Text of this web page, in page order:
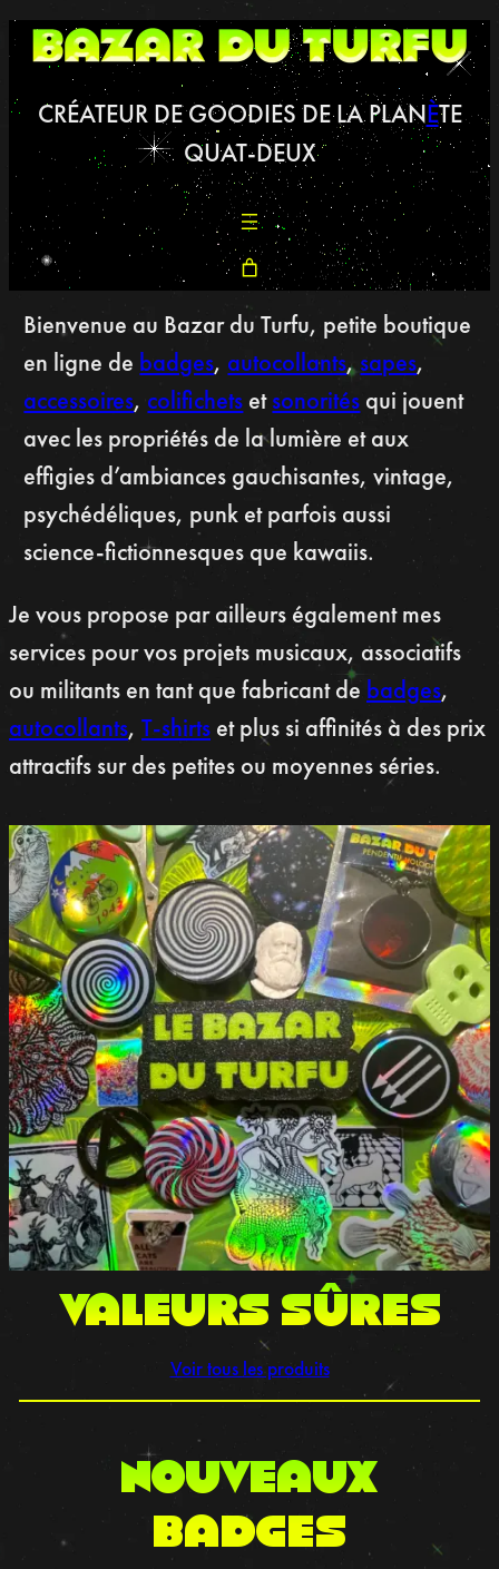
CRÉATEUR DE GOODIES DE LA PLANÈTE
QUAT-DEUX
Bienvenue au Bazar du Turfu, petite boutique
en ligne de badges, autocollants,sapes,
accessoires, colifichets etsonorités qui jouent
avec les propriétés de la lumière et aux
effigies d’ambiances gauchisantes, vintage,
psychédéliques, punk et parfois aussi
science-fictionnesques que kawaiis.
Je vous propose par ailleurs également mes
services pour vos projets musicaux, associatifs
ou militants en tant que fabricant de badges,
autocollants, T-shirts et plus si affinités à des prix
attractifs sur des petites ou moyennes séries.
VALEURS sûres
Voir tous les produits
NOUVEAUX
BADGES